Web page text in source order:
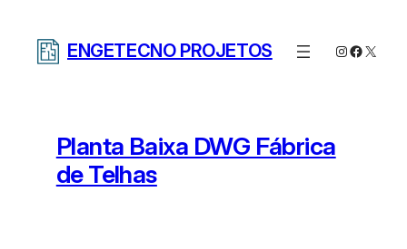
ENGETECNO PROJETOS Instagram
X
Planta Baixa DWG Fábrica
de Telhas